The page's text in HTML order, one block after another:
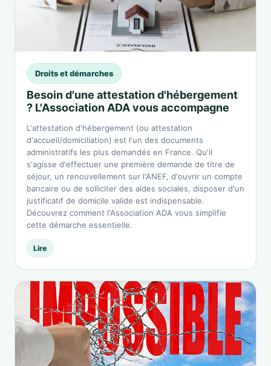
Droits et démarches
Besoin d'une attestation d'hébergement
? L'Association ADA vous accompagne
L'attestation d'hébergement (ou attestation
d'accueil/domiciliation) est l'un des documents
administratifs les plus demandés en France. Qu'il
s'agisse d'effectuer une première demande de titre de
séjour, un renouvellement sur l'ANEF, d'ouvrir un compte
bancaire ou de solliciter des aides sociales, disposer d'un
justificatif de domicile valide est indispensable.
Découvrez comment l'Association ADA vous simplifie
cette démarche essentielle.
Lire